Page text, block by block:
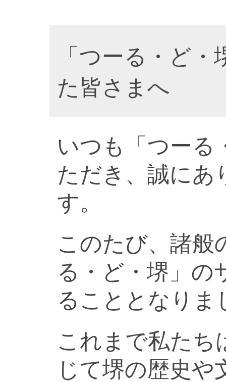
「つーる・ど
た皆さまへ
いつも「つーる
ただき、誠にあ
す。
このたび、諸般
る・ど・堺」の
ることとなりま
これまで私たち
じて堺の歴史や